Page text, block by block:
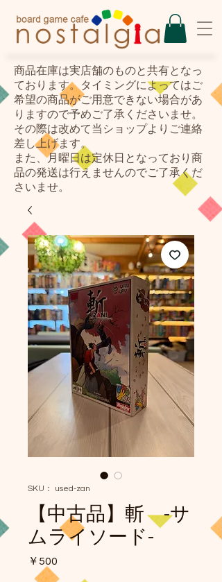
​商品在庫は実店舗のものと共有となっ
ております。タイミングによってはご
希望の商品がご用意できない場合があ
りますので予めご了承くださいませ。
その際は改めて当ショップよりご連絡
差し上げます。
また、月曜日は定休日となっており商
品の発送は行えませんのでご了承くだ
さいませ。
SKU： used-zan
【中古品】斬 -サ
ムライソード-
￥500
格